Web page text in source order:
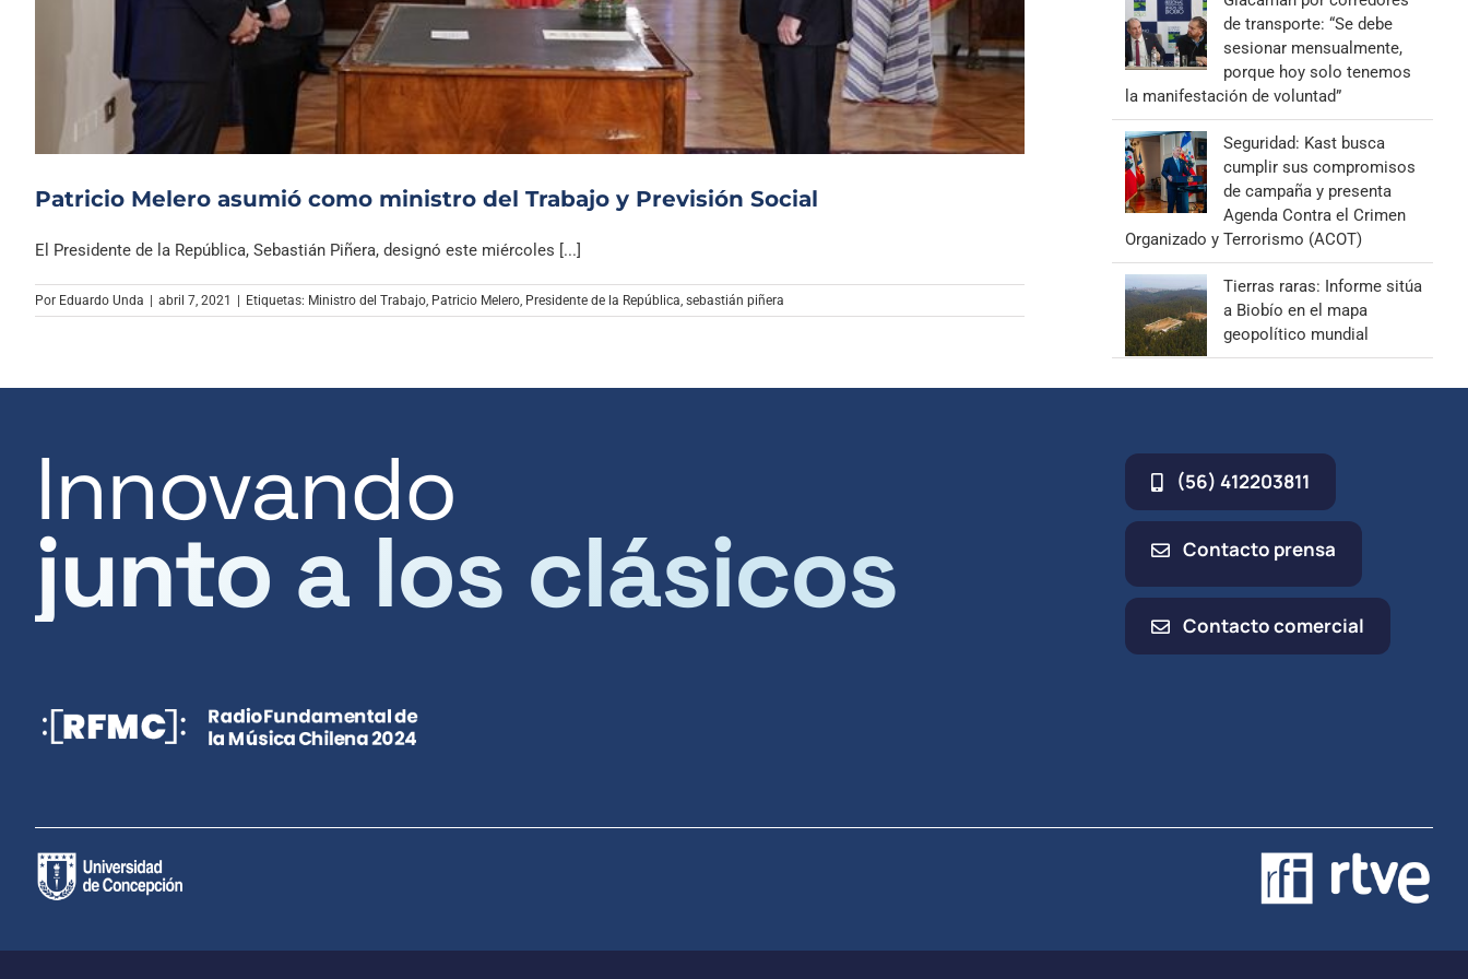
Archivo Sonoro
Patricio Melero asumió como ministro del Trabajo y Previsión Social
El Presidente de la República, Sebastián Piñera, designó este miércoles [...]
Por Eduardo Unda abril 7, 2021 Etiquetas: Ministro del Trabajo, Patricio Melero, Presidente de la República, sebastián piñera
de transporte: “Se debe
sesionar mensualmente,
porque hoy solo tenemos
la manifestación de voluntad”
Seguridad: Kast busca
cumplir sus compromisos
de campaña y presenta
Agenda Contra el Crimen
Organizado y Terrorismo (ACOT)
Tierras raras: Informe sitúa
a Biobío en el mapa
geopolítico mundial
Innovando
junto a los clásicos
(56) 412203811
Contacto prensa
Contacto comercial